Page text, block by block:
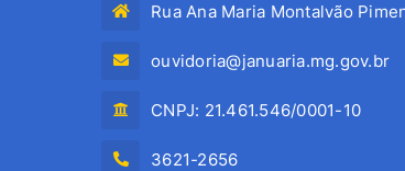
Rua Ana Maria Montalvão
ouvidoria@januaria.mg.gov.br
CNPJ: 21.461.546/0001-10
3621-2656